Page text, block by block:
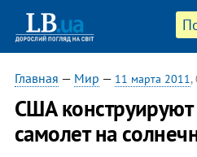
Главная — Мир — 11 марта 2011,
США
самолет на